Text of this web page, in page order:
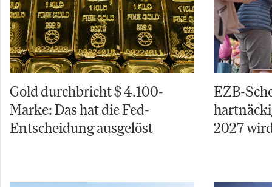
Gold durchbricht $ 4.100-
Marke: Das hat die Fed-
Entscheidung ausgelöst
EZB-
2027